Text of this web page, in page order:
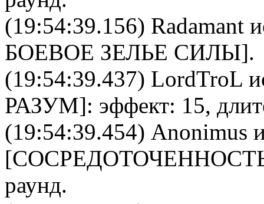
(19:54:39.156) Radamant
БОЕВОЕ ЗЕЛЬЕ СИЛЫ].
(19:54:39.437) LordTroL
РАЗУМ]: эффект: 15,
(19:54:39.454) Anonimus
[
раунд.